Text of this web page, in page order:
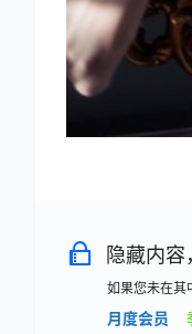
隐藏内
如果您未在其
月度会员